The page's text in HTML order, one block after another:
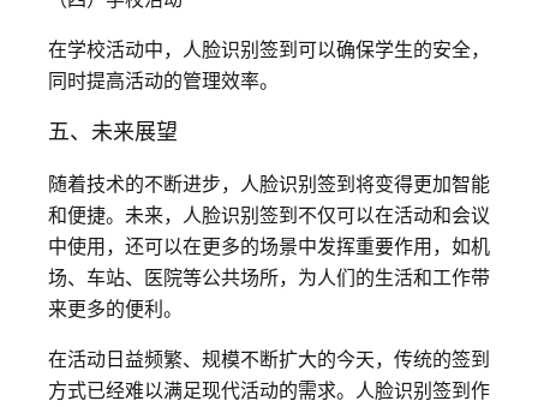
在学校活动中，人脸识别签到可以确保学生的安全，
同时提高活动的管理效率。
五、未来展望
随着技术的不断进步，人脸识别签到将变得更加智能
和便捷。未来，人脸识别签到不仅可以在活动和会议
中使用，还可以在更多的场景中发挥重要作用，如机
场、车站、医院等公共场所，为人们的生活和工作带
来更多的便利。
在活动日益频繁、规模不断扩大的今天，传统的签到
方式已经难以满足现代活动的需求。人脸识别签到作